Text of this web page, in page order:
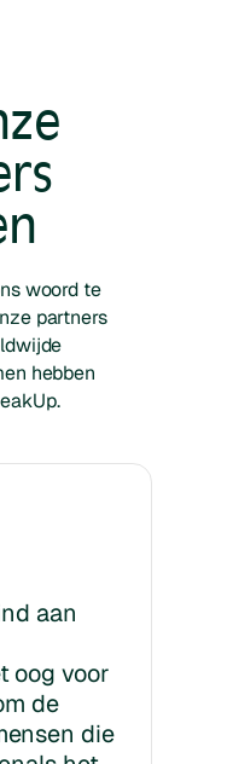
woord te
partners
hebben
aan
oog voor
de
die